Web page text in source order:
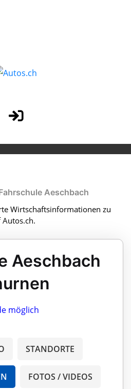
Aeschbach
Wirtschaftsinformationen zu
Autos.ch.
Aeschbach
möglich
STANDORTE
FOTOS / VIDEOS